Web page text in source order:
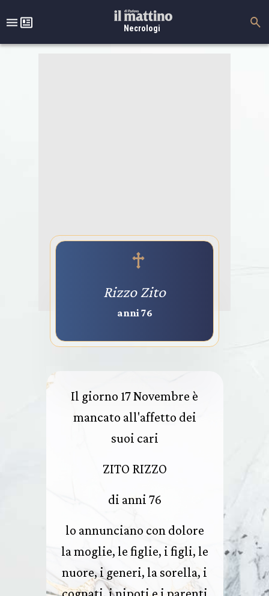
Necrologi
Rizzo Zito
anni 76
Il giorno 17 Novembre è
mancato all'affetto dei
suoi cari
ZITO RIZZO
di anni 76
lo annunciano con dolore
la moglie, le figlie, i figli, le
nuore, i generi, la sorella, i